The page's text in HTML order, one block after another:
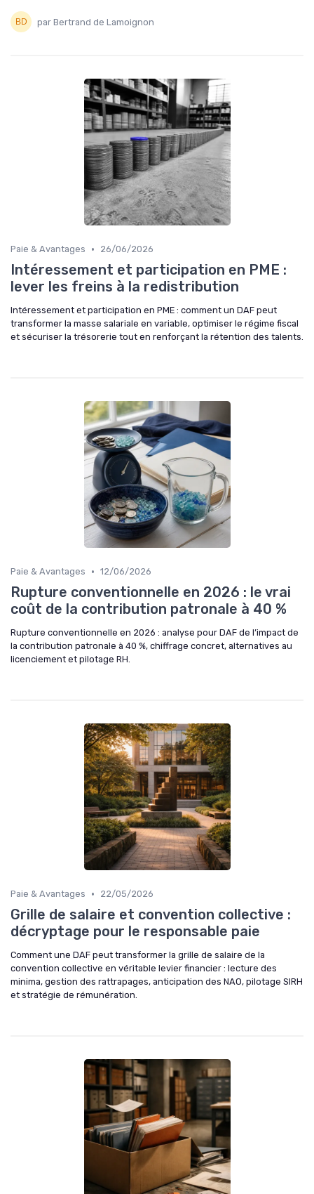
par Bertrand de Lamoignon
Paie & Avantages • 26/06/2026
Intéressement et participation en PME :
lever les freins à la redistribution
Intéressement et participation en PME : comment un DAF peut
transformer la masse salariale en variable, optimiser le régime fiscal
et sécuriser la trésorerie tout en renforçant la rétention des talents.
Paie & Avantages • 12/06/2026
Rupture conventionnelle en 2026 : le vrai
coût de la contribution patronale à 40 %
Rupture conventionnelle en 2026 : analyse pour DAF de l’impact de
la contribution patronale à 40 %, chiffrage concret, alternatives au
licenciement et pilotage RH.
Paie & Avantages • 22/05/2026
Grille de salaire et convention collective :
décryptage pour le responsable paie
Comment une DAF peut transformer la grille de salaire de la
convention collective en véritable levier financier : lecture des
minima, gestion des rattrapages, anticipation des NAO, pilotage SIRH
et stratégie de rémunération.